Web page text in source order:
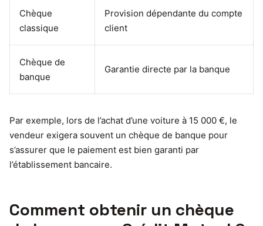
Chèque
classique
Provision dépendante du compte
client
Chèque de
banque
Garantie directe par la banque
Par exemple, lors de l’achat d’une voiture à 15 000 €, le
vendeur exigera souvent un chèque de banque pour
s’assurer que le paiement est bien garanti par
l’établissement bancaire.
Comment obtenir un chèque